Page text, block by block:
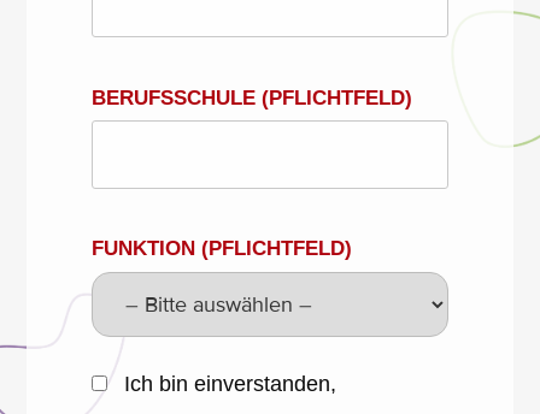
BERUFSSCHULE (PFLICHTFELD)
FUNKTION (PFLICHTFELD)
Ich bin einverstanden,